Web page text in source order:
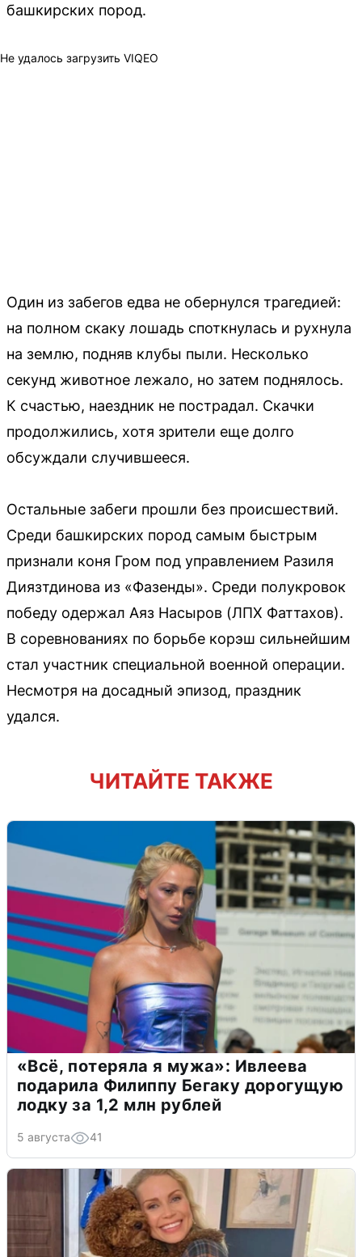
башкирских пород.
Не удалось загрузить VIQEO
Один из забегов едва не обернулся трагедией:
на полном скаку лошадь споткнулась и рухнула
на землю, подняв клубы пыли. Несколько
секунд животное лежало, но затем поднялось.
К счастью, наездник не пострадал. Скачки
продолжились, хотя зрители еще долго
обсуждали случившееся.
Остальные забеги прошли без происшествий.
Среди башкирских пород самым быстрым
признали коня Гром под управлением Разиля
Диязтдинова из «Фазенды». Среди полукровок
победу одержал Аяз Насыров (ЛПХ Фаттахов).
В соревнованиях по борьбе корэш сильнейшим
стал участник специальной военной операции.
Несмотря на досадный эпизод, праздник
удался.
ЧИТАЙТЕ ТАКЖЕ
«Всё, потеряла я мужа»: Ивлеева
подарила Филиппу Бегаку дорогущую
лодку за 1,2 млн рублей
5 августа 41